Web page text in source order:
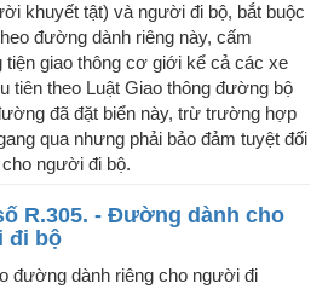
khuyết tật) và người đi bộ, bắt buộc
đường dành riêng này, cấm
tiện giao thông cơ giới kể cả các xe
tiên theo Luật Giao thông đường bộ
đã đặt biển này, trừ trường hợp
qua nhưng phải bảo đảm tuyệt đối
người đi bộ.
R.305. - Đường dành cho
đi bộ
đường dành riêng cho người đi